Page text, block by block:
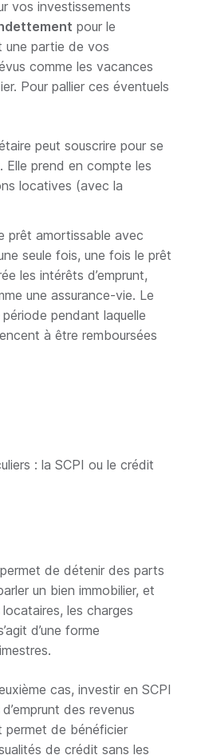
vos investissements
pour le
une partie de vos
comme les vacances
Pour pallier ces éventuels
peut souscrire pour se
prend en compte les
locatives (avec la
prêt amortissable avec
seule fois, une fois le prêt
les intérêts d’emprunt,
une assurance-vie. Le
pendant laquelle
à être remboursées
: la SCPI ou le crédit
de détenir des parts
un bien immobilier, et
les charges
d’une forme
cas, investir en SCPI
des revenus
permet de bénéficier
de crédit sans les